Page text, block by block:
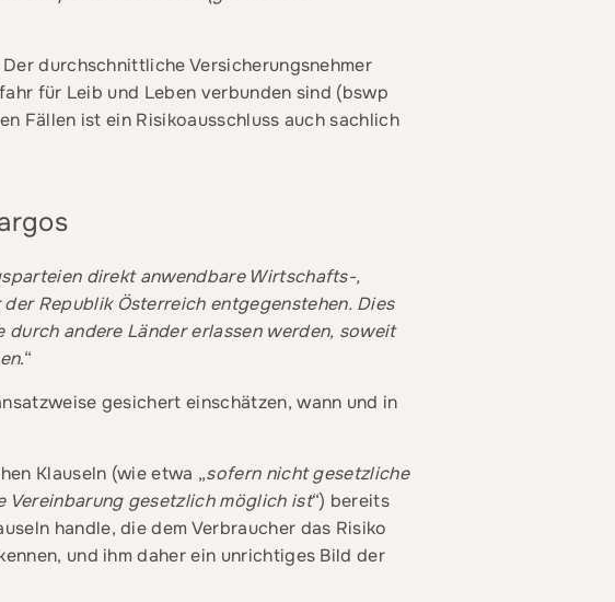
durchschnittliche Versicherungsnehmer
für Leib und Leben verbunden sind (bswp
Fällen ist ein Risikoausschluss auch sachlich
direkt anwendbare Wirtschafts-,
Republik Österreich entgegenstehen. Dies
andere Länder erlassen werden, soweit
.“
gesichert einschätzen, wann und in
Klauseln (wie etwa „sofern nicht gesetzliche
Vereinbarung gesetzlich möglich ist“) bereits
handle, die dem Verbraucher das Risiko
und ihm daher ein unrichtiges Bild der